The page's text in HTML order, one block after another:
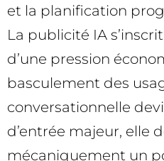
et la planification
La publicité IA
d’une pression
basculement des
conversationnelle
d’entrée majeur, elle
mécaniquement un